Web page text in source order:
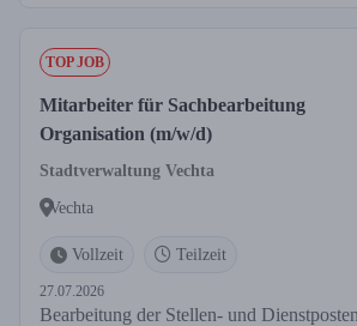
TOP JOB
Mitarbeiter für Sachbearbeitung
Organisation (m/w/d)
Stadtverwaltung Vechta
Vechta
Vollzeit Teilzeit
27.07.2026
Bearbeitung der Stellen- und